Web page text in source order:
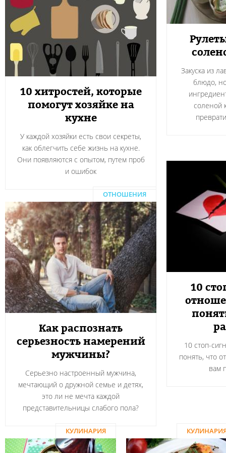
Закуска из
блюдо,
соленой
10 хитростей, которые
помогут хозяйке на
кухне
У каждой хозяйки есть свои секреты,
как облегчить себе жизнь на кухне.
Они появляются с опытом, путем проб
и ошибок
10
10 стоп-
понять, что
вам
ОТНОШЕНИЯ
Как распознать
серьезность намерений
мужчины?
Серьезно настроенный мужчина,
мечтающий о дружной семье и детях,
это ли не мечта каждой
представительницы слабого пола?
КУЛИНАРИЯ